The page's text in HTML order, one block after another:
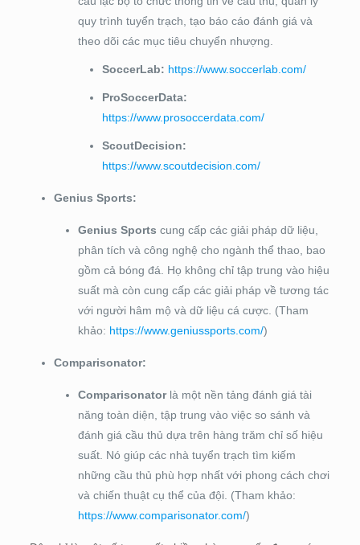
quy trình tuyển trạch, tạo báo cáo đánh giá và
theo dõi các mục tiêu chuyển nhượng.
SoccerLab: https://www.soccerlab.com/
ProSoccerData:
https://www.prosoccerdata.com/
ScoutDecision:
https://www.scoutdecision.com/
Genius Sports:
Genius Sports cung cấp các giải pháp dữ liệu,
phân tích và công nghệ cho ngành thể thao, bao
gồm cả bóng đá. Họ không chỉ tập trung vào hiệu
suất mà còn cung cấp các giải pháp về tương tác
với người hâm mộ và dữ liệu cá cược. (Tham
khảo: https://www.geniussports.com/)
Comparisonator:
Comparisonatorlà một nền tảng đánh giá tài
năng toàn diện, tập trung vào việc so sánh và
đánh giá cầu thủ dựa trên hàng trăm chỉ số hiệu
suất. Nó giúp các nhà tuyển trạch tìm kiếm
những cầu thủ phù hợp nhất với phong cách chơi
và chiến thuật cụ thể của đội. (Tham khảo:
https://www.comparisonator.com/)